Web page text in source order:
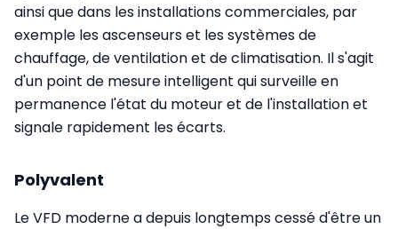
ainsi que dans les installations commerciales, par
exemple les ascenseurs et les systèmes de
chauffage, de ventilation et de climatisation. Il s'agit
d'un point de mesure intelligent qui surveille en
permanence l'état du moteur et de l'installation et
signale rapidement les écarts.
Polyvalent
Le VFD moderne a depuis longtemps cessé d'être un